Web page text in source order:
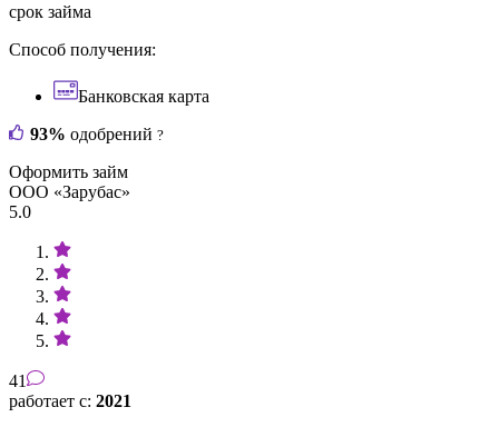
срок займа
Способ получения:
Банковская карта
93% одобрений ?
Оформить займ
ООО «Зарубас»
5.0
41
работает с: 2021